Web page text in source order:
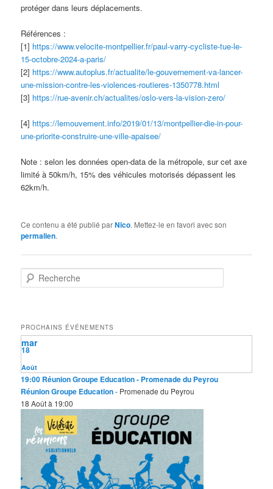
protéger dans leurs déplacements.
Références :
[1] https://www.velocite-montpellier.fr/paul-varry-cycliste-tue-le-
15-octobre-2024-a-paris/
[2] https://www.autoplus.fr/actualite/le-gouvernement-va-lancer-
une-mission-contre-les-violences-routieres-1350778.html
[3] https://rue-avenir.ch/actualites/oslo-vers-la-vision-zero/
[4] https://lemouvement.info/2019/01/13/montpellier-die-in-pour-
une-priorite-construire-une-ville-apaisee/
Note : selon les données open-data de la métropole, sur cet axe
limité à 50km/h, 15% des véhicules motorisés dépassent les
62km/h.
Ce contenu a été publié parNico. Mettez-le en favori avec son
permalien.
e
r
c
h
e
PROCHAINS ÉVÉNEMENTS
Août
18
mar
19:00 Réunion Groupe Education- Promenade du Peyrou
Réunion Groupe Education- Promenade du Peyrou
18 Août à 19:00